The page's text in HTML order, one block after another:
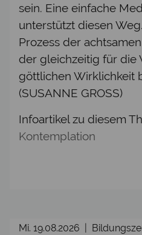
sein. Eine einfache
unterstützt diesen
Prozess der
der gleichzeitig für die
göttlichen Wirklichkeit
(SUSANNE GROSS)
Infoartikel zu diesem
Kontemplation
Mi. 19.08.2026 |